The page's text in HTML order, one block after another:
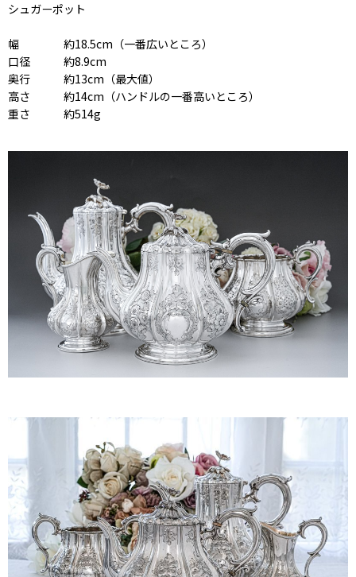
シュガーポット
幅 約18.5cm（一番広いところ）
口径 約8.9cm
奥行 約13cm（最大値）
高さ 約14cm（ハンドルの一番高いところ）
重さ 約514g